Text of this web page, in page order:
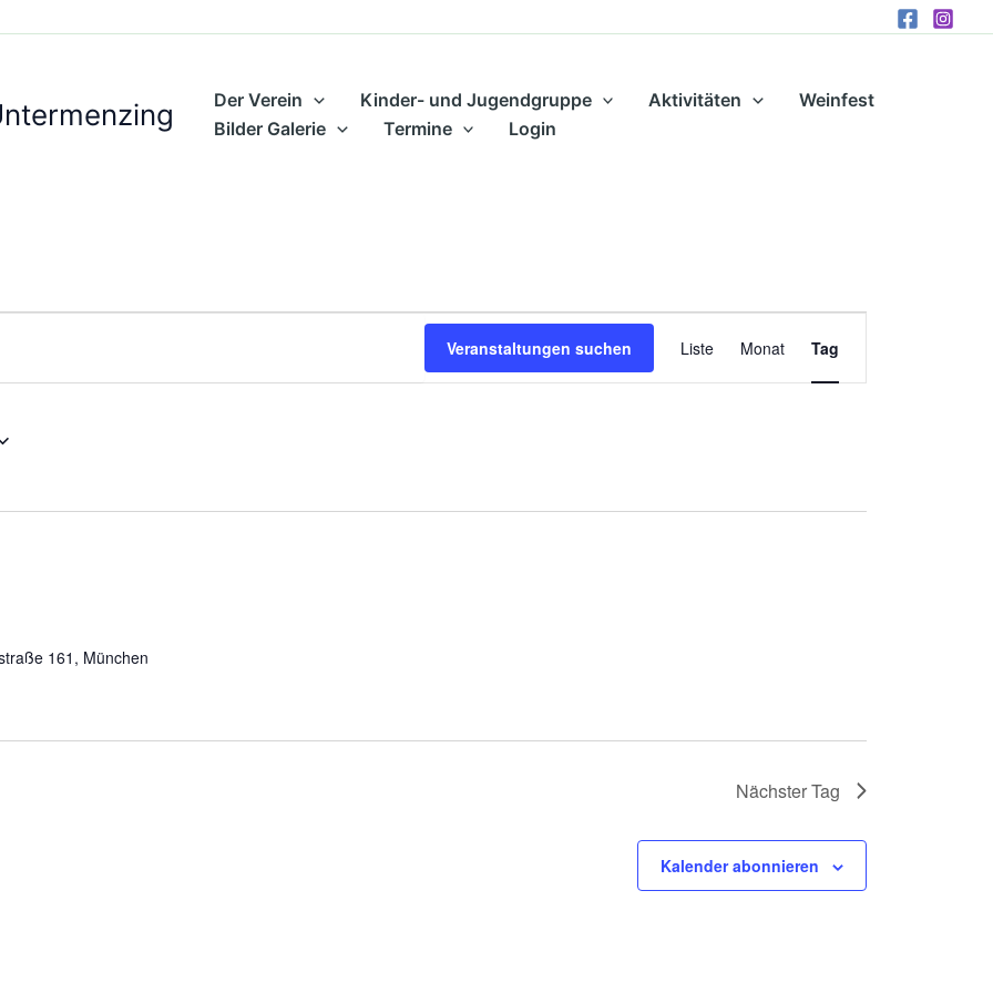
Der Verein Kinder- und Jugendgruppe Aktivitäten
Weinfest
Bilder Galerie
Termine Login
Veranstaltungen suchen
Ansichten-
Navigation
Liste Monat Tag
161, München
Nächster Tag
Kalender abonnieren